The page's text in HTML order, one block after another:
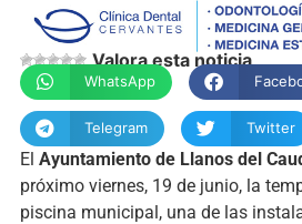
Valora esta noticia
WhatsApp
Telegram Twitter
El Ayuntamiento de Llanos del
próximo viernes, 19 de junio, la
piscina municipal, una de las